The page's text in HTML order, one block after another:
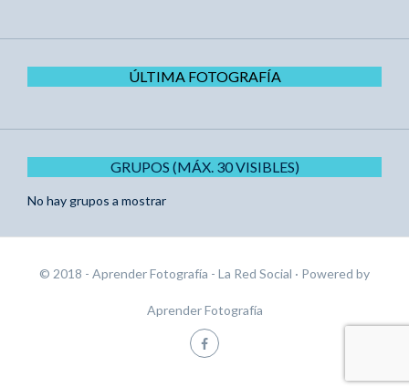
ÚLTIMA FOTOGRAFÍA
GRUPOS (MÁX. 30 VISIBLES)
No hay grupos a mostrar
© 2018 - Aprender Fotografía - La Red Social · Powered by
Aprender Fotografía